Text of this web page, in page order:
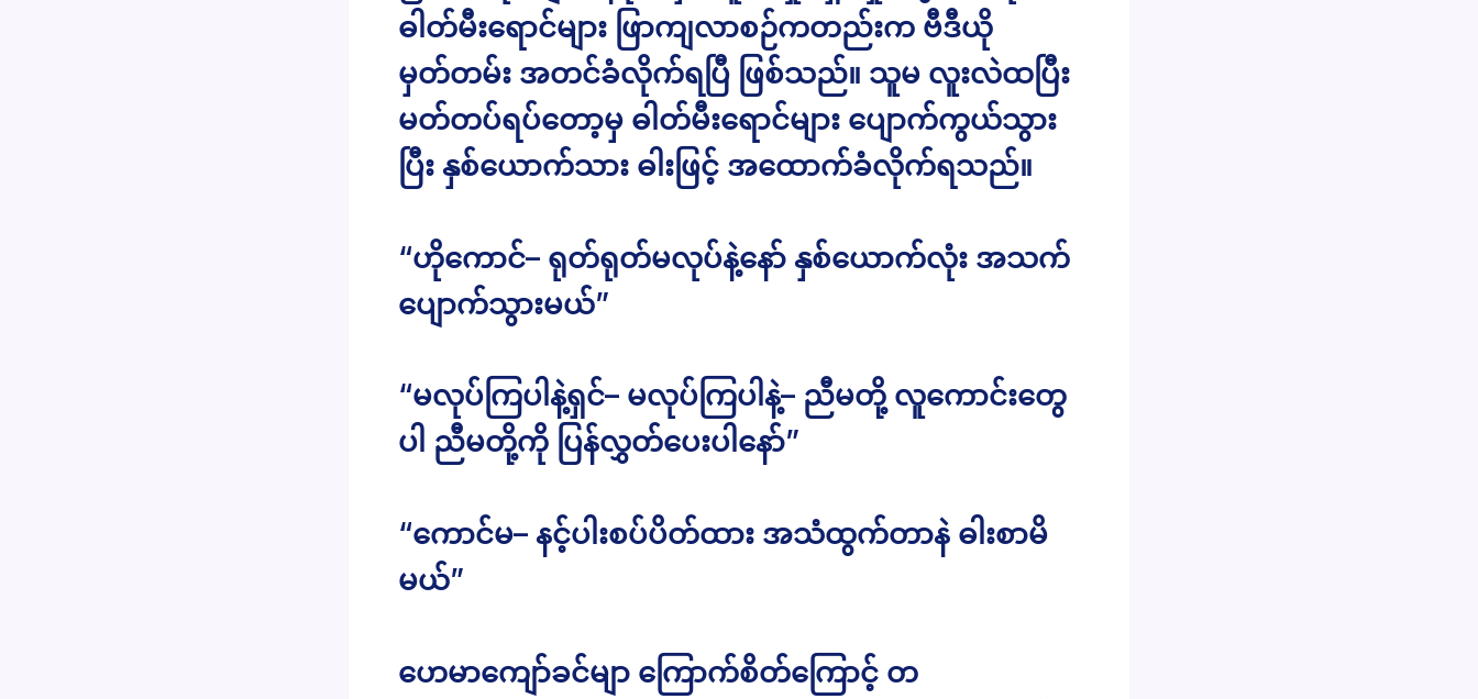
ဓါတ်မီးရောင်များ ဖြာကျလာစဉ်ကတည်းက ဗီဒီယို
မှတ်တမ်း အတင်ခံလိုက်ရပြီ ဖြစ်သည်။ သူမ လူးလဲထပြီး
မတ်တပ်ရပ်တော့မှ ဓါတ်မီးရောင်များ ပျောက်ကွယ်သွား
ပြီး နှစ်ယောက်သား ဓါးဖြင့် အထောက်ခံလိုက်ရသည်။
“ဟိုကောင်– ရုတ်ရုတ်မလုပ်နဲ့နော် နှစ်ယောက်လုံး အသက်
ပျောက်သွားမယ်”
“မလုပ်ကြပါနဲ့ရှင်– မလုပ်ကြပါနဲ့– ညီမတို့ လူကောင်းတွေ
ပါ ညီမတို့ကို ပြန်လွှတ်ပေးပါနော်”
“ကောင်မ– နင့်ပါးစပ်ပိတ်ထား အသံထွက်တာနဲ ဓါးစာမိ
မယ်”
ဟေမာကျော်ခင်မျာ ကြောက်စိတ်ကြောင့် တ